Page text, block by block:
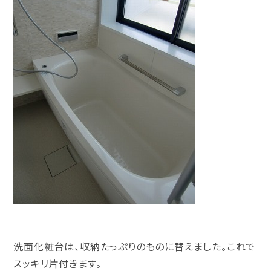
洗面化粧台は、収納たっぷりのものに替えました。これで
スッキリ片付きます。